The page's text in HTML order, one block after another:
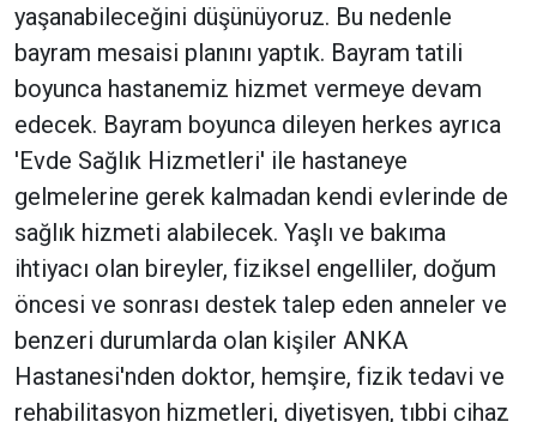
yaşanabileceğini düşünüyoruz. Bu nedenle
bayram mesaisi planını yaptık. Bayram tatili
boyunca hastanemiz hizmet vermeye devam
edecek. Bayram boyunca dileyen herkes ayrıca
'Evde Sağlık Hizmetleri' ile hastaneye
gelmelerine gerek kalmadan kendi evlerinde de
sağlık hizmeti alabilecek. Yaşlı ve bakıma
ihtiyacı olan bireyler, fiziksel engelliler, doğum
öncesi ve sonrası destek talep eden anneler ve
benzeri durumlarda olan kişiler ANKA
Hastanesi'nden doktor, hemşire, fizik tedavi ve
rehabilitasyon hizmetleri, diyetisyen, tıbbi cihaz